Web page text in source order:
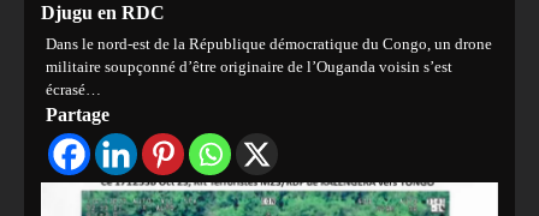
Djugu en RDC
Dans le nord-est de la République démocratique du Congo, un drone
militaire soupçonné d’être originaire de l’Ouganda voisin s’est
écrasé…
Partage